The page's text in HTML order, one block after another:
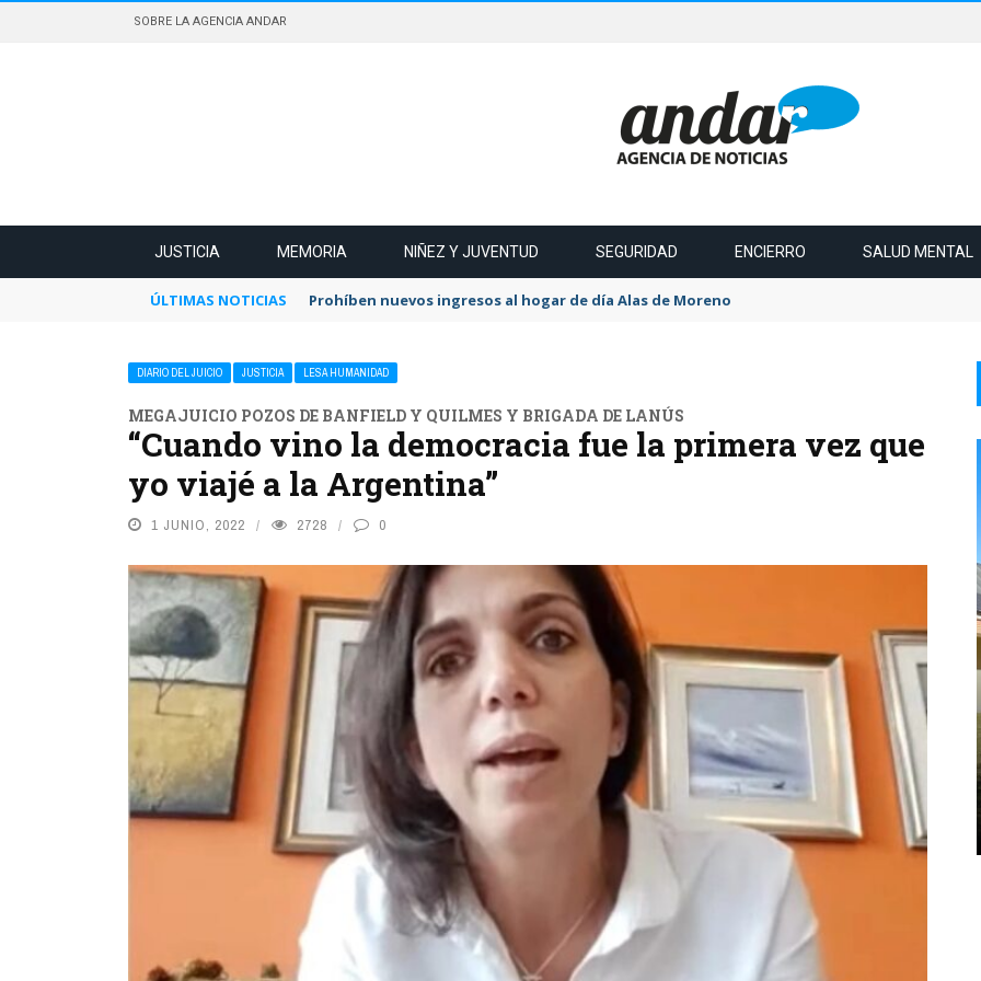
SOBRE LA AGENCIA ANDAR
JUSTICIA MEMORIA NIÑEZ Y JUVENTUD SEGURIDAD ENCIERRO SALUD MENTAL
ÚLTIMAS NOTICIAS Prohíben nuevos ingresos al hogar de día Alas de Moreno
DIARIO DEL JUICIO JUSTICIA LESA HUMANIDAD
MEGAJUICIO POZOS DE BANFIELD Y QUILMES Y BRIGADA DE LANÚS
“Cuando vino la democracia fue la primera vez que
yo viajé a la Argentina”
1 JUNIO, 2022 2728 0
CPM
CICLO DE CONVERSATORIOS EN LA
BIBLIOTECA DE LA CPM
RELATOS ...
La Comisión Provincial por la Memoria (CPM), el
departamento de Letras de la Facultad de
Humanidades de la Universidad Nacional de La
Plata (UNLP) e H.I.J.O.S. regional La Plata